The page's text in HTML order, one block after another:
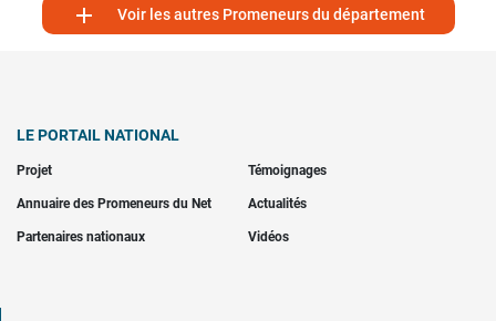
 Voir les autres Promeneurs du département
LE PORTAIL NATIONAL
Projet Témoignages
Annuaire des Promeneurs du Net Actualités
Partenaires nationaux Vidéos